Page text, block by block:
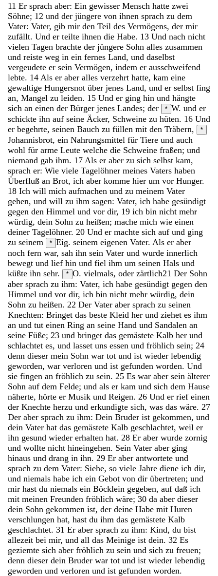
11 Er sprach aber: Ein gewisser Mensch hatte zwei
Söhne; 12 und der jüngere von ihnen sprach zu dem
Vater: Vater, gib mir den Teil des Vermögens, der mir
zufällt. Und er teilte ihnen die Habe. 13 Und nach nicht
vielen Tagen brachte der jüngere Sohn alles zusammen
und reiste weg in ein fernes Land, und daselbst
vergeudete er sein Vermögen, indem er ausschweifend
lebte. 14 Als er aber alles verzehrt hatte, kam eine
gewaltige Hungersnot über jenes Land, und er selbst fing
an, Mangel zu leiden. 15 Und er ging hin und hängte
sich an einen der Bürger jenes Landes; der * W. und er
schickte ihn auf seine Äcker, Schweine zu hüten. 16 Und
er begehrte, seinen Bauch zu füllen mit den Träbern, *
Johannisbrot, ein Nahrungsmittel für Tiere und auch
wohl für arme Leute welche die Schweine fraßen; und
niemand gab ihm. 17 Als er aber zu sich selbst kam,
sprach er: Wie viele Tagelöhner meines Vaters haben
Überfluß an Brot, ich aber komme hier um vor Hunger.
18 Ich will mich aufmachen und zu meinem Vater
gehen, und will zu ihm sagen: Vater, ich habe gesündigt
gegen den Himmel und vor dir, 19 ich bin nicht mehr
würdig, dein Sohn zu heißen; mache mich wie einen
deiner Tagelöhner. 20 Und er machte sich auf und ging
zu seinem * Eig. seinem eigenen Vater. Als er aber
noch fern war, sah ihn sein Vater und wurde innerlich
bewegt und lief hin und fiel ihm um seinen Hals und
küßte ihn sehr. * O. vielmals, oder zärtlich21 Der Sohn
aber sprach zu ihm: Vater, ich habe gesündigt gegen den
Himmel und vor dir, ich bin nicht mehr würdig, dein
Sohn zu heißen. 22 Der Vater aber sprach zu seinen
Knechten: Bringet das beste Kleid her und ziehet es ihm
an und tut einen Ring an seine Hand und Sandalen an
seine Füße; 23 und bringet das gemästete Kalb her und
schlachtet es, und lasset uns essen und fröhlich sein; 24
denn dieser mein Sohn war tot und ist wieder lebendig
geworden, war verloren und ist gefunden worden. Und
sie fingen an fröhlich zu sein. 25 Es war aber sein älterer
Sohn auf dem Felde; und als er kam und sich dem Hause
näherte, hörte er Musik und Reigen. 26 Und er rief einen
der Knechte herzu und erkundigte sich, was das wäre. 27
Der aber sprach zu ihm: Dein Bruder ist gekommen, und
dein Vater hat das gemästete Kalb geschlachtet, weil er
ihn gesund wieder erhalten hat. 28 Er aber wurde zornig
und wollte nicht hineingehen. Sein Vater aber ging
hinaus und drang in ihn. 29 Er aber antwortete und
sprach zu dem Vater: Siehe, so viele Jahre diene ich dir,
und niemals habe ich ein Gebot von dir übertreten; und
mir hast du niemals ein Böcklein gegeben, auf daß ich
mit meinen Freunden fröhlich wäre; 30 da aber dieser
dein Sohn gekommen ist, der deine Habe mit Huren
verschlungen hat, hast du ihm das gemästete Kalb
geschlachtet. 31 Er aber sprach zu ihm: Kind, du bist
allezeit bei mir, und all das Meinige ist dein. 32 Es
geziemte sich aber fröhlich zu sein und sich zu freuen;
denn dieser dein Bruder war tot und ist wieder lebendig
geworden und verloren und ist gefunden worden.